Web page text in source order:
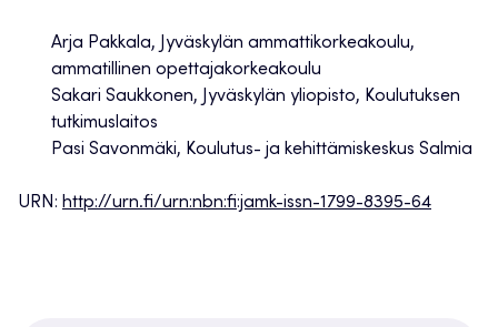
Arja Pakkala, Jyväskylän ammattikorkeakoulu,
ammatillinen opettajakorkeakoulu
Sakari Saukkonen, Jyväskylän yliopisto, Koulutuksen
tutkimuslaitos
Pasi Savonmäki, Koulutus- ja kehittämiskeskus Salmia
URN: http://urn.fi/urn:nbn:fi:jamk-issn-1799-8395-64